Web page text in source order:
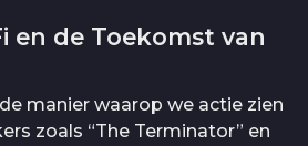
en de Toekomst van
manier waarop we actie zien
zoals “The Terminator” en